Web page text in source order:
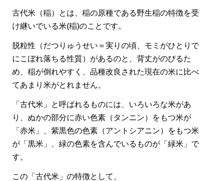
古代米（稲）とは、稲の原種である野生稲の特徴を受
け継いでいる米(稲)のことです。
脱粒性（だつりゅうせい＝実りの頃、モミがひとりで
にこぼれ落ちる性質）があるのと、背丈がのびるた
め、稲が倒れやすく、品種改良された現在の米に比べ
てあまり米がとれません。
「古代米」と呼ばれるものには、いろいろな米があ
り、ぬかの部分に赤い色素（タンニン）をもつ米が
「赤米」、紫黒色の色素（アントシアニン）をもつ米
が「黒米」、緑の色素を含んでいるものが「緑米」で
す。
この「古代米」の特徴として、